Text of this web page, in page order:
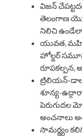
విజన్
తెలంగాణ
నిలిచి ఉండేలా
యువత,
హోల్డర్
రూపకల్పన,
ట్రిలియన్-
శూన్య-
పెరుగుదల
అంచనాలు
సామర్థ్యం